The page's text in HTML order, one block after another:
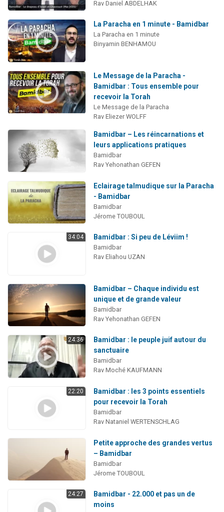
Rav Daniel ABDELHAK
La Paracha en 1 minute - Bamidbar
La Paracha en 1 minute
Binyamin BENHAMOU
Le Message de la Paracha -
Bamidbar : Tous ensemble pour
recevoir la Torah
Le Message de la Paracha
Rav Eliezer WOLFF
Bamidbar – Les réincarnations et
leurs applications pratiques
Bamidbar
Rav Yehonathan GEFEN
Eclairage talmudique sur la Paracha
- Bamidbar
Bamidbar
Jérome TOUBOUL
34:04 Bamidbar : Si peu de Léviim !
Bamidbar
Rav Eliahou UZAN
Bamidbar – Chaque individu est
unique et de grande valeur
Bamidbar
Rav Yehonathan GEFEN
24:36
Bamidbar : le peuple juif autour du
sanctuaire
Bamidbar
Rav Moché KAUFMANN
22:20
Bamidbar : les 3 points essentiels
pour recevoir la Torah
Bamidbar
Rav Nataniel WERTENSCHLAG
Petite approche des grandes vertus
– Bamidbar
Bamidbar
Jérome TOUBOUL
24:27
Bamidbar - 22.000 et pas un de
moins